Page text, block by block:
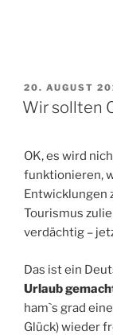
AM
20. AUGUST
Wir sollten
OK, es wird
funktionieren,
Entwicklungen
Tourismus
verdächtig –
Das ist ein
Urlaub
ham`s grad
Glück) wieder